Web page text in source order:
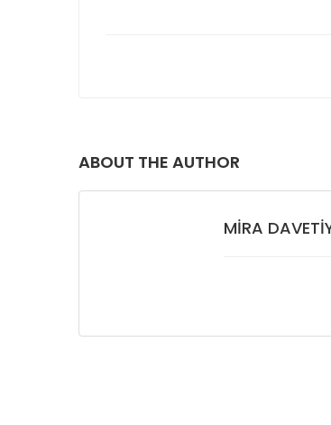
ABOUT THE AUTHOR
MIRA